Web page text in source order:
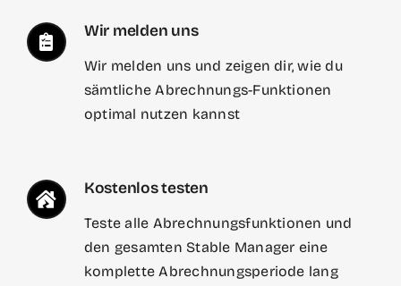
Wir melden uns
Wir melden uns und zeigen dir, wie du
sämtliche Abrechnungs-Funktionen
optimal nutzen kannst
Kostenlos testen
Teste alle Abrechnungsfunktionen und
den gesamten Stable Manager eine
komplette Abrechnungsperiode lang